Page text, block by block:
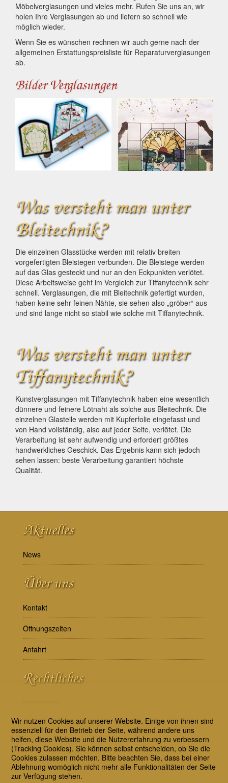
Möbelverglasungen und vieles mehr. Rufen Sie uns an, wir
holen Ihre Verglasungen ab und liefern so schnell wie
möglich wieder.
Wenn Sie es wünschen rechnen wir auch gerne nach der
allgemeinen Erstattungspreisliste für Reparaturverglasungen
ab.
Bilder Verglasungen
Was versteht man unter
Bleitechnik?
Die einzelnen Glasstücke werden mit relativ breiten
vorgefertigten Bleistegen verbunden. Die Bleistege werden
auf das Glas gesteckt und nur an den Eckpunkten verlötet.
Diese Arbeitsweise geht im Vergleich zur Tiffanytechnik sehr
schnell. Verglasungen, die mit Bleitechnik gefertigt wurden,
haben keine sehr feinen Nähte, sie sehen also „gröber“ aus
und sind lange nicht so stabil wie solche mit Tiffanytechnik.
Was versteht man unter
Tiffanytechnik?
Kunstverglasungen mit Tiffanytechnik haben eine wesentlich
dünnere und feinere Lötnaht als solche aus Bleitechnik. Die
einzelnen Glasteile werden mit Kupferfolie eingefasst und
von Hand vollständig, also auf jeder Seite, verlötet. Die
Verarbeitung ist sehr aufwendig und erfordert größtes
handwerkliches Geschick. Das Ergebnis kann sich jedoch
sehen lassen: beste Verarbeitung garantiert höchste
Qualität.
Aktuelles
News
Über uns
Kontakt
Öffnungszeiten
Anfahrt
Rechtliches
AGB
Datenschutzerklärung
Folgen Sie uns
Wir nutzen Cookies auf unserer Website. Einige von ihnen sind
essenziell für den Betrieb der Seite, während andere uns
helfen, diese Website und die Nutzererfahrung zu verbessern
(Tracking Cookies). Sie können selbst entscheiden, ob Sie die
Cookies zulassen möchten. Bitte beachten Sie, dass bei einer
Ablehnung womöglich nicht mehr alle Funktionalitäten der Seite
zur Verfügung stehen.